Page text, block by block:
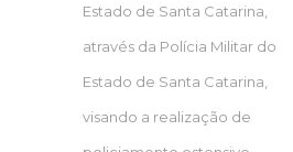
Estado de Santa Catarina,
através da Polícia Militar do
Estado de Santa Catarina,
visando a realização de